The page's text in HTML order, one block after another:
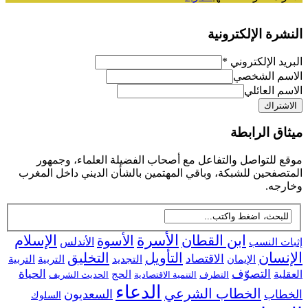
النشرة الإلكترونية
البريد الإلكتروني *
الاسم الشخصي
الاسم العائلي
ميثاق الرابطة
موقع للتواصل والتفاعل مع أصحاب الفضيلة العلماء، وجمهور
المتصفحين للشبكة، وباقي المهتمين بالشأن الديني داخل المغرب
وخارجه.
إثبات النسب ابن القطان الأسرة الأسوة الأندلس
الإسلام
الإنسان
الإيمان الاقتصاد التأويل التجديد التخليق التربية التربية
العقلية
التصوّف التطرف التنمية الاقتصادية الحج الحديث الشريف
الحياة
الخطاب الخطاب الشرعي الدعاء السعديون السلوك